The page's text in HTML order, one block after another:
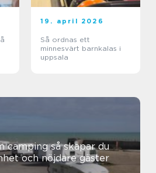
19. april 2026
Så ordnas ett
minnesvärt barnkalas i
uppsala
så skapar du
och nöjdare gäster